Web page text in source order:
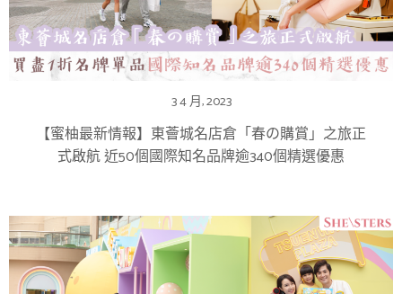
3 4 月, 2023
【蜜柚最新情報】東薈城名店倉「春の購賞」之旅正
式啟航 近50個國際知名品牌逾340個精選優惠